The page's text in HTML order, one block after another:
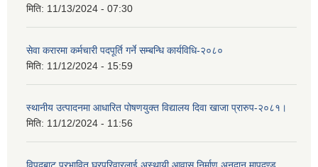
मिति: 11/13/2024 - 07:30
सेवा करारमा कर्मचारी पदपूर्ति गर्ने सम्बन्धि कार्यविधि-२०८०
मिति: 11/12/2024 - 15:59
स्थानीय उत्पादनमा आधारित पोषणयुक्त विद्यालय दिवा खाजा प्रारुप-२०८१।
मिति: 11/12/2024 - 11:56